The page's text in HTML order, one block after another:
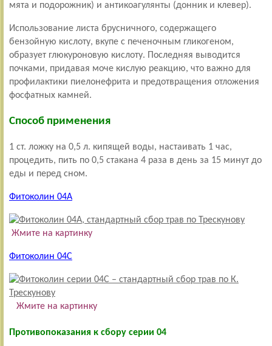
мята и подорожник) и антикоагулянты (донник и клевер).
Использование листа брусничного, содержащего
бензойную кислоту, вкупе с печеночным гликогеном,
образует глюкуроновую кислоту. Последняя выводится
почками, придавая моче кислую реакцию, что важно для
профилактики пиелонефрита и предотвращения отложения
фосфатных камней.
Способ применения
1 ст. ложку на 0,5 л. кипящей воды, настаивать 1 час,
процедить, пить по 0,5 стакана 4 раза в день за 15 минут до
еды и перед сном.
Фитоколин 04А
Жмите на картинку
Фитоколин 04С
Жмите на картинку
Противопоказания к сбору серии 04